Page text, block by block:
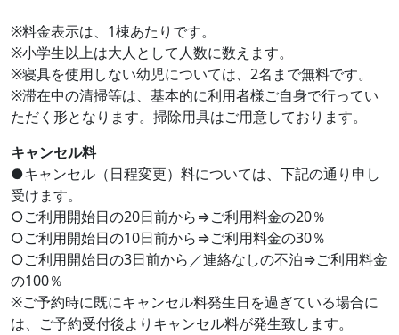
※料金表示は、1棟あたりです。
※小学生以上は大人として人数に数えます。
※寝具を使用しない幼児については、2名まで無料です。
※滞在中の清掃等は、基本的に利用者様ご自身で行ってい
ただく形となります。掃除用具はご用意しております。
キャンセル料
●キャンセル（日程変更）料については、下記の通り申し
受けます。
○ご利用開始日の20日前から⇒ご利用料金の20％
○ご利用開始日の10日前から⇒ご利用料金の30％
○ご利用開始日の3日前から／連絡なしの不泊⇒ご利用料金
の100％
※ご予約時に既にキャンセル料発生日を過ぎている場合に
は、ご予約受付後よりキャンセル料が発生致します。